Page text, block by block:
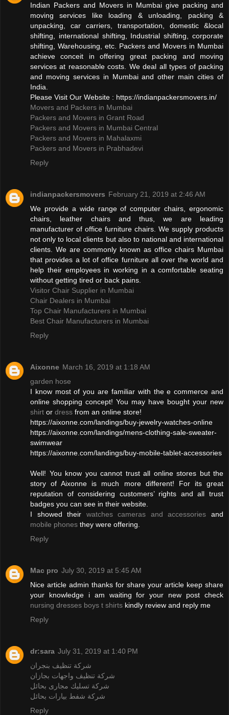
Indian Packers and Movers in Mumbai give packing and
moving services like loading & unloading, packing &
unpacking, car carriers, transportation, domestic &local
shifting, international shifting, Industrial shifting, corporate
shifting, Warehousing, etc. Packers and Movers in Mumbai
achieve conceit in offering great packing and moving
services at reasonable costs. We deal all types of packing
and moving services in Mumbai and other main cities of
India.
Please Visit Our Website : https://indianpackersmovers.in/
Movers and Packers in Mumbai
Packers and Movers in Grant Road
Packers and Movers in Mumbai Central
Packers and Movers in Mahalaxmi
Packers and Movers in Prabhadevi
Reply
indianpackersmovers February 21, 2019 at 2:46 AM
We provide a wide range of computer chairs, ergonomic
chairs, leather chairs and thus, we are leading
manufacturer of office furniture chairs. We supply products
not only to local clients but also to national and international
clients. We are commonly known as office chairs Mumbai
that provides a lot of office furniture all over the world and
help their employees in working in a comfortable seating
without getting tired or back pains.
Visitor Chair Supplier in Mumbai
Chair Dealers in Mumbai
Top Chair Manufacturers in Mumbai
Best Chair Manufacturers in Mumbai
Reply
Aixonne March 16, 2019 at 1:18 AM
garden hose
I know most of you are familiar with the e commerce and
online shopping concept! You may have bought your new
shirt or dress from an online store!
https://aixonne.com/landings/buy-jewelry-watches-online
https://aixonne.com/landings/mens-clothing-sale-sweater-
swimwear
https://aixonne.com/landings/buy-mobile-tablet-accessories
Well! You know you cannot trust all online stores but the
story of Aixonne is much more different! For its great
reputation of considering customers’ rights and all trust
badges you can see in their website.
I showed their watchescameras and accessories and
mobile phones they were offering.
Reply
Mac pro July 30, 2019 at 5:45 AM
Nice article admin thanks for share your article keep share
your knowledge i am waiting for your new post check
nursing dresses boys t shirts kindly review and reply me
Reply
dr:sara July 31, 2019 at 1:40 PM
شركة تنظيف بنجران
شركة تنظيف واجهات بجازان
شركة تسليك مجارى بحائل
شركة شفط بيارات بحائل
Reply